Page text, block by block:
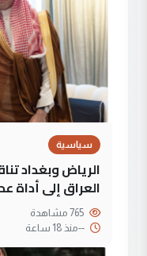
سياسية
الرياض وبغداد
العراق إلى أداة
--منذ 18 ساعة